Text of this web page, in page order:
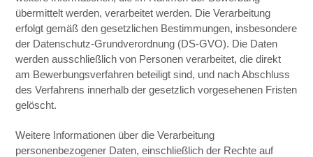
übermittelt werden, verarbeitet werden. Die Verarbeitung
erfolgt gemäß den gesetzlichen Bestimmungen, insbesondere
der Datenschutz-Grundverordnung (DS-GVO). Die Daten
werden ausschließlich von Personen verarbeitet, die direkt
am Bewerbungsverfahren beteiligt sind, und nach Abschluss
des Verfahrens innerhalb der gesetzlich vorgesehenen Fristen
gelöscht.
Weitere Informationen über die Verarbeitung
personenbezogener Daten, einschließlich der Rechte auf